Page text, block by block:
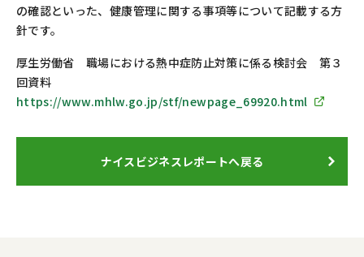
の確認といった、健康管理に関する事項等について記載する方
針です。
厚生労働省 職場における熱中症防止対策に係る検討会 第３
回資料
https://www.mhlw.go.jp/stf/newpage_69920.html
ナイスビジネスレポートへ戻る